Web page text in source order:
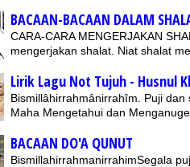
BACAAN-BACAAN DALAM
CARA-CARA MENGERJAKAN
mengerjakan shalat. Niat shalat
Lirik Lagu Not Tujuh - Husnul
Bismillâhirrahmânirrahîm. Puji dan
Maha Mengetahui dan
BACAAN DO'A QUNUT
BismillahirrahmanirrahimSegala